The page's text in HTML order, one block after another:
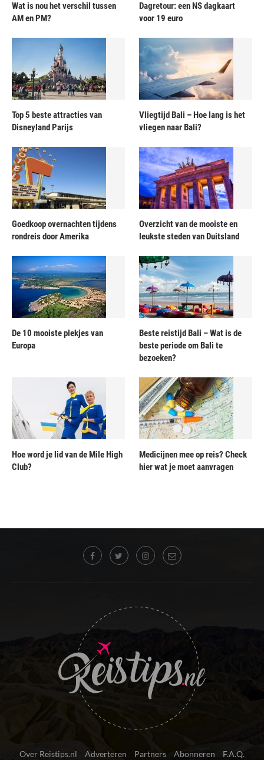
Wat is nou het verschil tussen
AM en PM?
Dagretour: een NS dagkaart
voor 19 euro
Top 5 beste attracties van
Disneyland Parijs
Vliegtijd Bali – Hoe lang is het
vliegen naar Bali?
Goedkoop overnachten tijdens
rondreis door Amerika
Overzicht van de mooiste en
leukste steden van Duitsland
De 10 mooiste plekjes van
Europa
Beste reistijd Bali – Wat is de
beste periode om Bali te
bezoeken?
Hoe word je lid van de Mile High
Club?
Medicijnen mee op reis? Check
hier wat je moet aanvragen
Over Reistips.nl Adverteren Partners Abonneren F.A.Q.